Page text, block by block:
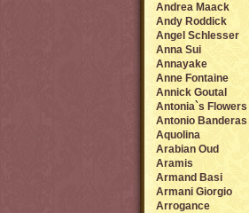
Andrea Maack
Andy Roddick
Angel Sсhlesser
Anna Sui
Annayake
Anne Fontaine
Annick Goutal
Antonia`s Flowers
Antonio Banderas
Aquolina
Arabian Oud
Aramis
Armand Basi
Armani Giorgio
Arrogance